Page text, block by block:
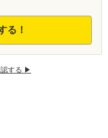
る！
認する ▶︎